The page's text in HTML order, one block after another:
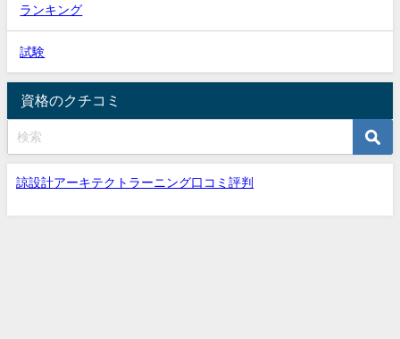
ランキング
試験
資格のクチコミ
諒設計アーキテクトラーニング口コミ評判